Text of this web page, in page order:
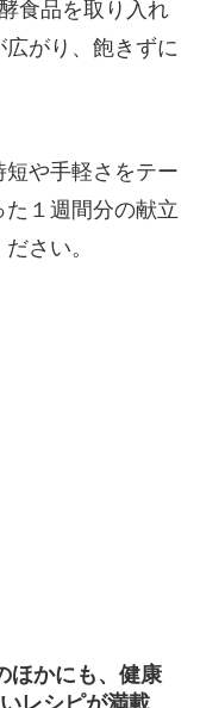
食品を取り入れ
がり、飽きずに
短や手軽さをテー
１週間分の献立
さい。
ほかにも、健康
レシピが満載